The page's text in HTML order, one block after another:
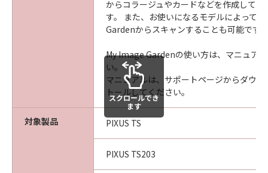
からコラージュやカードなどを作成して印
す。 また、お使いになるモデルによって
Gardenからスキャンすることも可能です。
My Image Gardenの使い方は、マニュア
い。
マニュアルは、サポートページからダウ
トールしてください。
対象製品 PIXUS TS
PIXUS TS203
スクロールでき
ます